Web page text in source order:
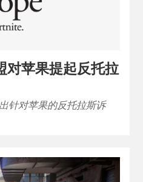
对苹果提起反托拉
针对苹果的反托拉斯诉